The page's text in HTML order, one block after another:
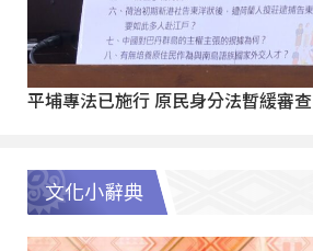
平埔專法已施行 原民身分法暫緩審查
文化小辭典